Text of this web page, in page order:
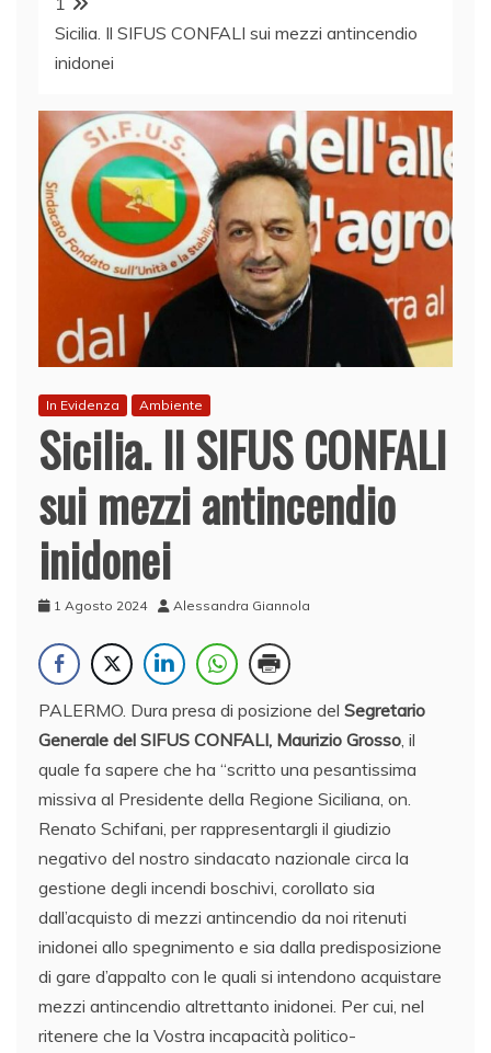
Sicilia. Il SIFUS CONFALI sui mezzi antincendio
inidonei
In Evidenza Ambiente
Sicilia. Il SIFUS CONFALI
sui mezzi antincendio
inidonei
1 Agosto 2024 Alessandra Giannola
PALERMO. Dura presa di posizione del Segretario
Generale del SIFUS CONFALI, Maurizio Grosso , il
quale fa sapere che ha “scritto una pesantissima
missiva al Presidente della Regione Siciliana, on.
Renato Schifani, per rappresentargli il giudizio
negativo del nostro sindacato nazionale circa la
gestione degli incendi boschivi, corollato sia
dall’acquisto di mezzi antincendio da noi ritenuti
inidonei allo spegnimento e sia dalla predisposizione
di gare d’appalto con le quali si intendono acquistare
mezzi antincendio altrettanto inidonei. Per cui, nel
ritenere che la Vostra incapacità politico-